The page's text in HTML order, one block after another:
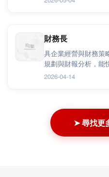
財務長
具企業經營與財務策
規劃與財報分析，能
2026-04-14
➤ 尋找更